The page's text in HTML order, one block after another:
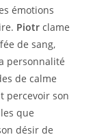
émotions
Piotr clame
de sang,
personnalité
de calme
percevoir son
que
désir de